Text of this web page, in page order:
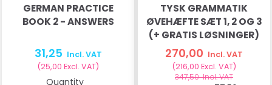
GERMAN PRACTICE
BOOK 2 - ANSWERS
31,25 Incl. VAT
(25,00 Excl. VAT)
Quantity
TYSK GRAMMATIK
ØVEHÆFTE SÆT 1, 2 OG 3
(+ GRATIS LØSNINGER)
270,00 Incl. VAT
(216,00 Excl. VAT)
347,50Incl. VAT